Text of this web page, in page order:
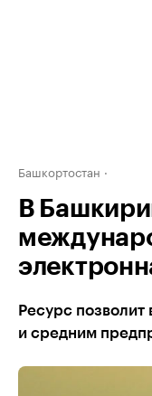
Башкортостан
В
Ресурс
и средним